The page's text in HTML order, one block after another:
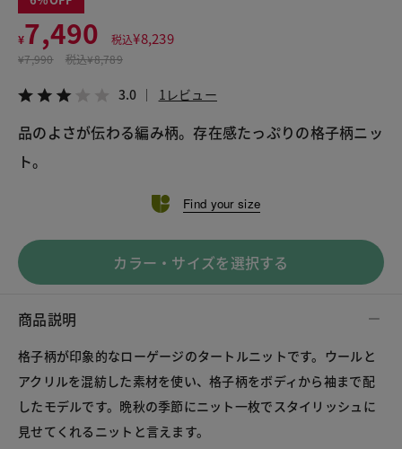
¥7,490 税込¥8,239
¥7,990 税込¥8,789
3.0 1レビュー
品のよさが伝わる編み柄。存在感たっぷりの格子柄ニッ
ト。
Find your size
カラー・サイズを選択する
商品説明
格子柄が印象的なローゲージのタートルニットです。ウールと
アクリルを混紡した素材を使い、格子柄をボディから袖まで配
したモデルです。晩秋の季節にニット一枚でスタイリッシュに
見せてくれるニットと言えます。
LINE X